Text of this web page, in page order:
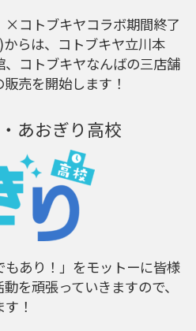
×コトブキヤコラボ期間終了
らは、コトブキヤ立川本
コトブキヤなんばの三店舗
売を開始します！
あおぎり高校
もあり！」をモットーに皆様
を頑張っていきますので、
！